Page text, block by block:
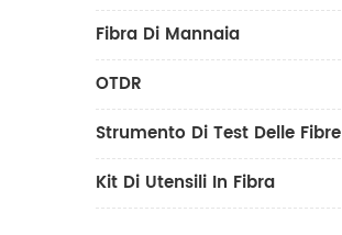
Fibra Di Mannaia
OTDR
Strumento Di Test Delle Fibre
Kit Di Utensili In Fibra